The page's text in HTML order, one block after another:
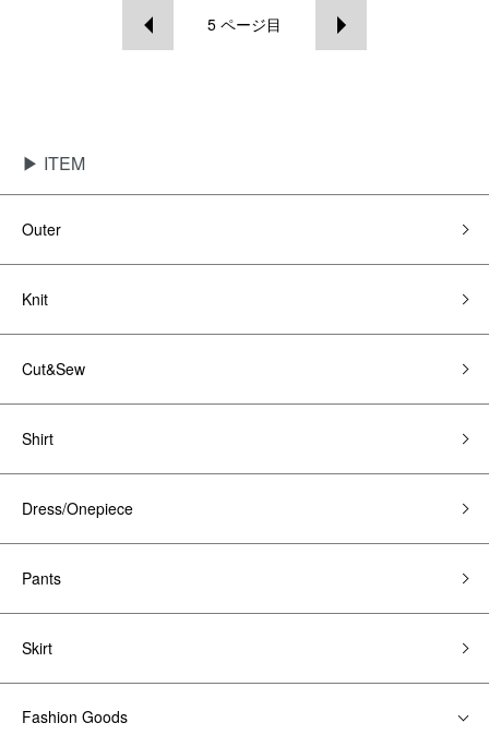
5 ページ目
▶ ITEM
Outer
Knit
Cut&Sew
Shirt
Dress/Onepiece
Pants
Skirt
Fashion Goods